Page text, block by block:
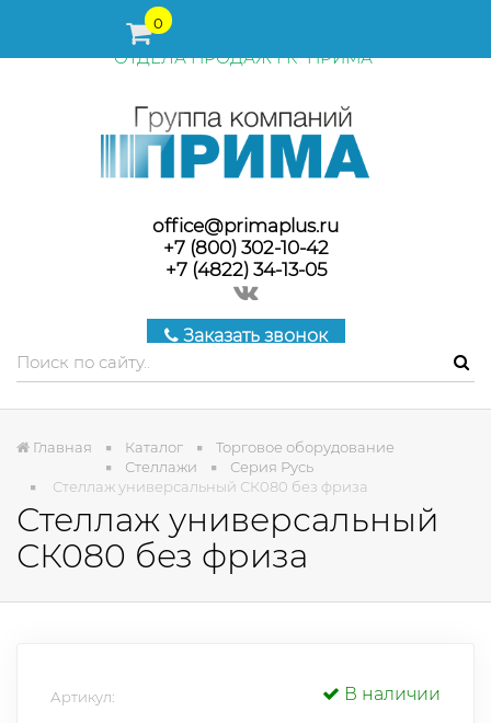
0
ПЕРЕД ОФОРМЛЕНИЕМ ЗАКАЗА, СТОИМОСТЬ И СРОКИ
ПОСТАВКИ ТОВАРА УТОЧНЯЙТЕ У МЕНЕДЖЕРОВ
ОТДЕЛА ПРОДАЖ ГК "ПРИМА"
office@primaplus.ru
+7 (800) 302-10-42
+7 (4822) 34-13-05
Заказать звонок
Главная Каталог
Торговое оборудование
Стеллажи
Серия Русь
Стеллаж универсальный СК080 без фриза
Стеллаж универсальный
СК080 без фриза
Артикул: В наличии